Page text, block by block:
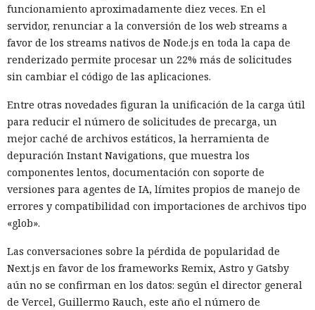
funcionamiento aproximadamente diez veces. En el
servidor, renunciar a la conversión de los web streams a
favor de los streams nativos de Node.js en toda la capa de
renderizado permite procesar un 22% más de solicitudes
sin cambiar el código de las aplicaciones.
Entre otras novedades figuran la unificación de la carga útil
para reducir el número de solicitudes de precarga, un
mejor caché de archivos estáticos, la herramienta de
depuración Instant Navigations, que muestra los
componentes lentos, documentación con soporte de
versiones para agentes de IA, límites propios de manejo de
errores y compatibilidad con importaciones de archivos tipo
«glob».
Las conversaciones sobre la pérdida de popularidad de
Next.js en favor de los frameworks Remix, Astro y Gatsby
aún no se confirman en los datos: según el director general
de Vercel, Guillermo Rauch, este año el número de